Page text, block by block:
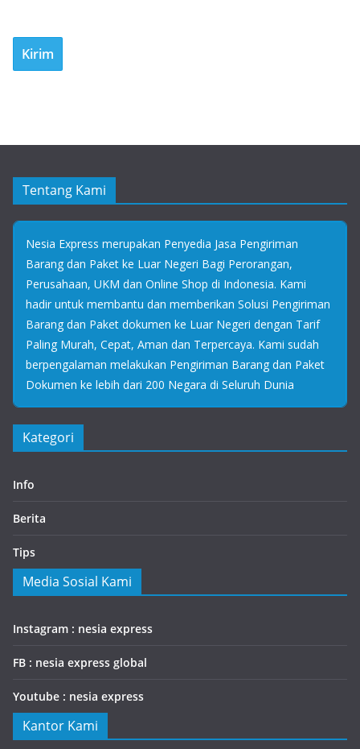
Tentang Kami
Nesia Express merupakan Penyedia Jasa Pengiriman
Barang dan Paket ke Luar Negeri Bagi Perorangan,
Perusahaan, UKM dan Online Shop di Indonesia. Kami
hadir untuk membantu dan memberikan Solusi Pengiriman
Barang dan Paket dokumen ke Luar Negeri dengan Tarif
Paling Murah, Cepat, Aman dan Terpercaya. Kami sudah
berpengalaman melakukan Pengiriman Barang dan Paket
Dokumen ke lebih dari 200 Negara di Seluruh Dunia
Kategori
Info
Berita
Tips
Media Sosial Kami
Instagram : nesia express
FB : nesia express global
Youtube : nesia express
Kantor Kami